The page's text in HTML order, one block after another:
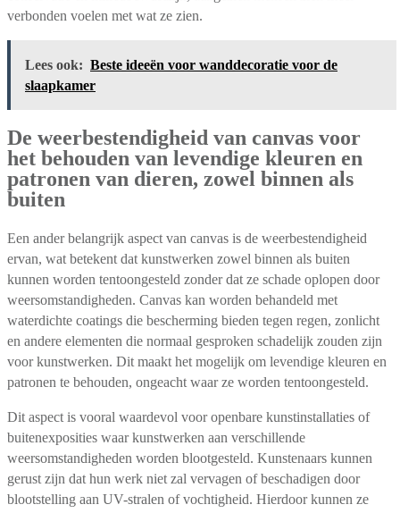
verbonden voelen met wat ze zien.
Lees ook: Beste ideeën voor wanddecoratie voor de
slaapkamer
De weerbestendigheid van canvas voor
het behouden van levendige kleuren en
patronen van dieren, zowel binnen als
buiten
Een ander belangrijk aspect van canvas is de weerbestendigheid
ervan, wat betekent dat kunstwerken zowel binnen als buiten
kunnen worden tentoongesteld zonder dat ze schade oplopen door
weersomstandigheden. Canvas kan worden behandeld met
waterdichte coatings die bescherming bieden tegen regen, zonlicht
en andere elementen die normaal gesproken schadelijk zouden zijn
voor kunstwerken. Dit maakt het mogelijk om levendige kleuren en
patronen te behouden, ongeacht waar ze worden tentoongesteld.
Dit aspect is vooral waardevol voor openbare kunstinstallaties of
buitenexposities waar kunstwerken aan verschillende
weersomstandigheden worden blootgesteld. Kunstenaars kunnen
gerust zijn dat hun werk niet zal vervagen of beschadigen door
blootstelling aan UV-stralen of vochtigheid. Hierdoor kunnen ze